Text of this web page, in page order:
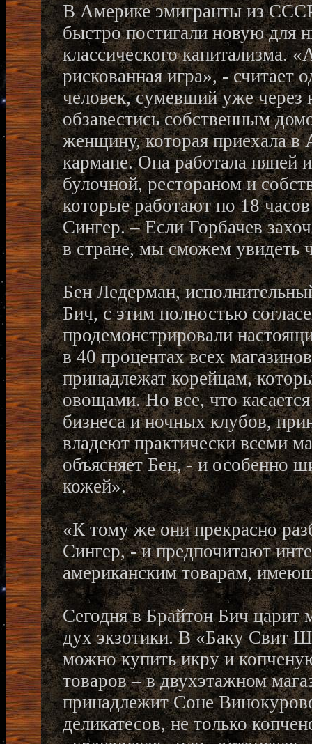
В Америке эмигранты из
быстро постигали новую для
классического капитализма.
рискованная игра», -
человек, сумевший уже через
обзавестись собственным
женщину, которая приехала в
кармане. Она работала няней
булочной, рестораном и
которые работают по 18
Сингер. – Если Горбачев
в стране, мы сможем увидеть
Бен Ледерман,
Бич, с этим полностью
продемонстрировали
в 40 процентах всех
принадлежат корейцам,
овощами. Но все, что
бизнеса и ночных клубов,
владеют практически всеми
объясняет Бен, - и особенно
кожей».
«К тому же они прекрасно
Сингер, - и предпочитают
американским товарам,
Сегодня в Брайтон Бич царит
дух экзотики. В «Баку Свит
можно купить икру и
товаров – в двухэтажном
принадлежит Соне
деликатесов, не только